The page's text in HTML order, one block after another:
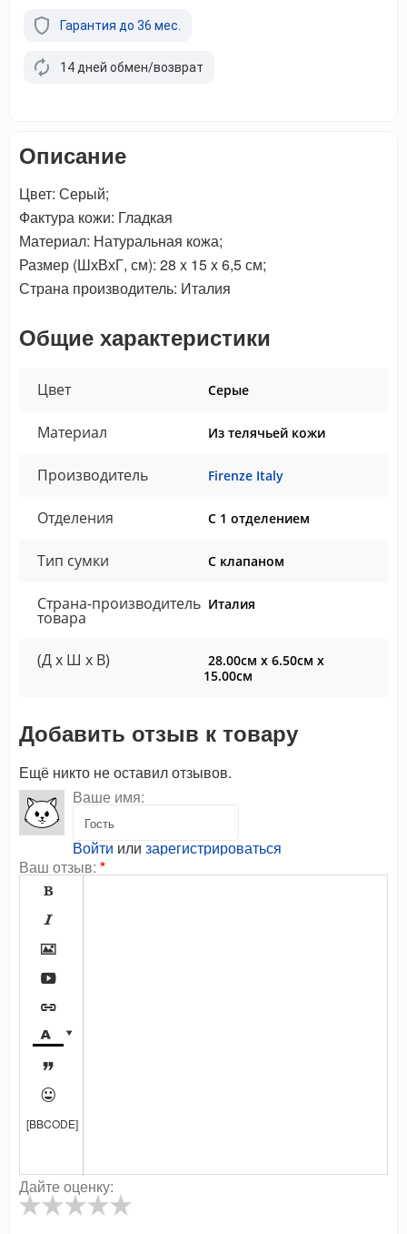
Гарантия до 36 мес.
14 дней обмен/возврат
Описание
Цвет: Серый;
Фактура кожи: Гладкая
Материал: Натуральная кожа;
Размер (ШхВхГ, см): 28 x 15 x 6,5 см;
Страна производитель: Италия
Общие характеристики
Цвет Серые
Материал Из телячьей кожи
Производитель Firenze Italy
Отделения С 1 отделением
Тип сумки С клапаном
Страна-производитель
товара
Италия
(Д x Ш x В)
28.00см x 6.50см x
15.00см
Добавить отзыв к товару
Ещё никто не оставил отзывов.
Ваше имя:
Войти или зарегистрироваться
Ваш отзыв: *









[BBCODE]
Дайте оценку: